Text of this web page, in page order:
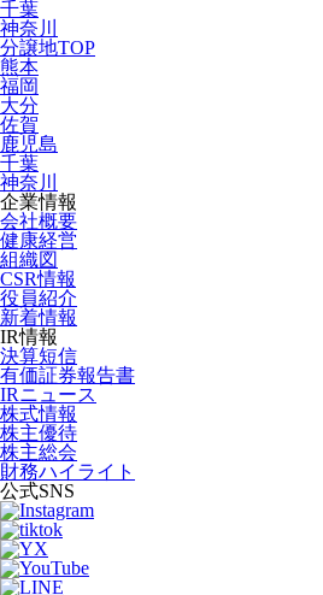
千葉
神奈川
分譲地TOP
熊本
福岡
大分
佐賀
鹿児島
千葉
神奈川
企業情報
会社概要
健康経営
組織図
CSR情報
役員紹介
新着情報
IR情報
決算短信
有価証券報告書
IRニュース
株式情報
株主優待
株主総会
財務ハイライト
公式SNS